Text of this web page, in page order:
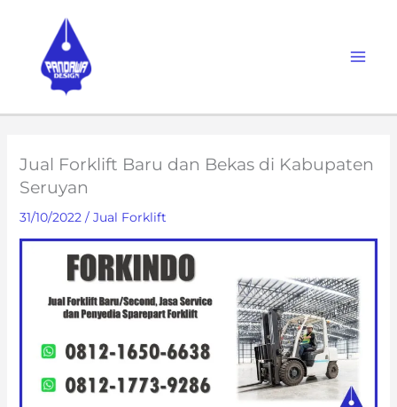
content
Jual Forklift Baru dan Bekas di Kabupaten
Seruyan
31/10/2022 / Jual Forklift